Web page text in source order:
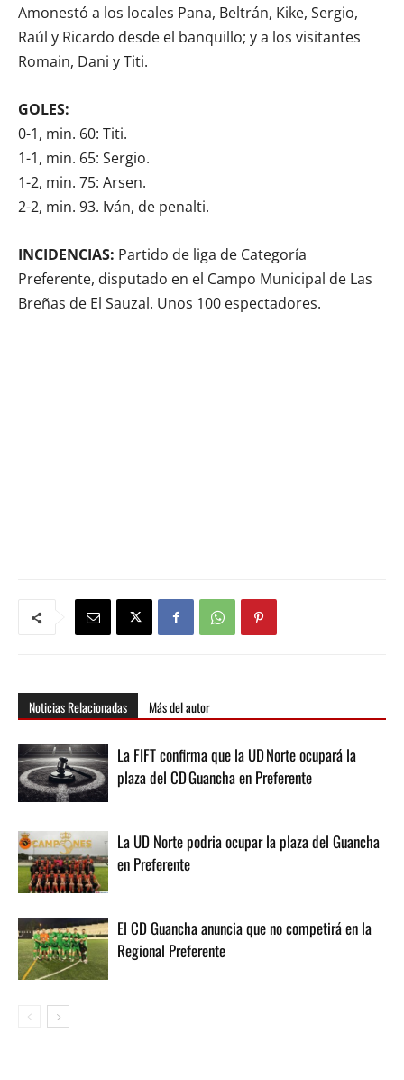
Amonestó a los locales Pana, Beltrán, Kike, Sergio,
Raúl y Ricardo desde el banquillo; y a los visitantes
Romain, Dani y Titi.
GOLES:
0-1, min. 60: Titi.
1-1, min. 65: Sergio.
1-2, min. 75: Arsen.
2-2, min. 93. Iván, de penalti.
INCIDENCIAS: Partido de liga de Categoría
Preferente, disputado en el Campo Municipal de Las
Breñas de El Sauzal. Unos 100 espectadores.
Noticias Relacionadas Más del autor
La FIFT confirma que la UD Norte ocupará la
plaza del CD Guancha en Preferente
La UD Norte podria ocupar la plaza del Guancha
en Preferente
El CD Guancha anuncia que no competirá en la
Regional Preferente